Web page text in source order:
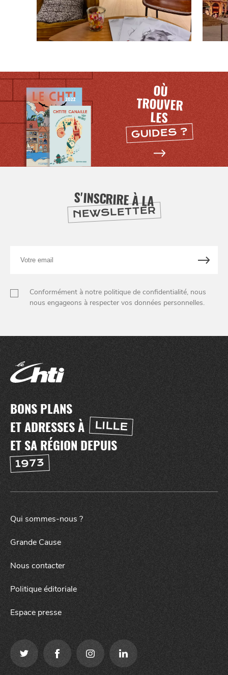
DIVERTIR
OÙ
TROUVER
LES
GUIDES ?
S'INSCRIRE À LA
NEWSLETTER
email
Conformément à notre politique de confidentialité, nous
nous engageons à respecter vos données personnelles.
BONS PLANS
ET ADRESSES À
LILLE
ET SA RÉGION DEPUIS
1973
Qui sommes-nous ?
Grande Cause
Nous contacter
Politique éditoriale
Espace presse